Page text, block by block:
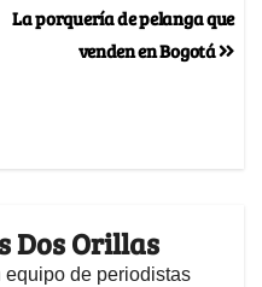
La porquería de pelanga que
venden en Bogotá
Dos Orillas
equipo de periodistas